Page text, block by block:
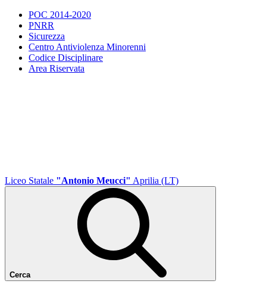
POC 2014-2020
PNRR
Sicurezza
Centro Antiviolenza Minorenni
Codice Disciplinare
Area Riservata
Liceo Statale "Antonio Meucci" Aprilia (LT)
Cerca